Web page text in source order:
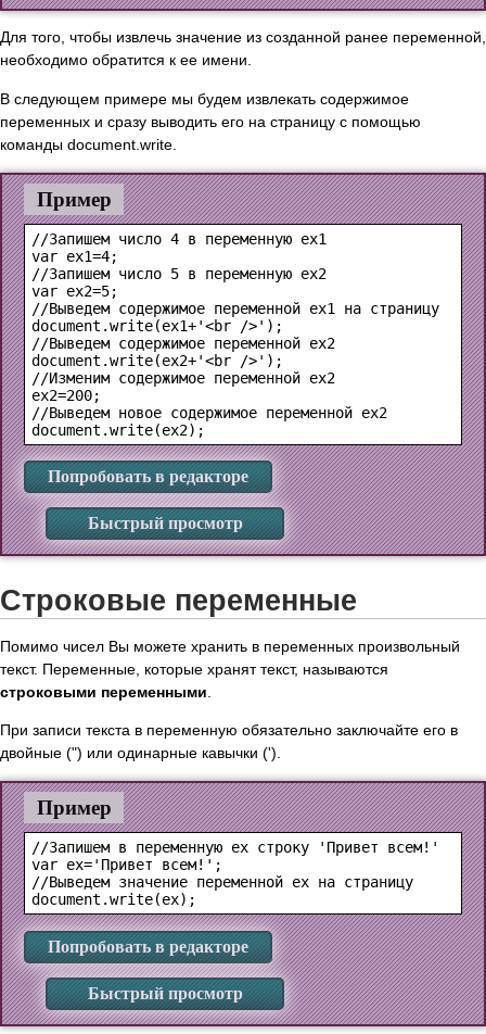
Для того, чтобы извлечь значение из созданной ранее переменной,
необходимо обратится к ее имени.
В следующем примере мы будем извлекать содержимое
переменных и сразу выводить его на страницу с помощью
команды document.write.
Пример
//Запишем число 4 в переменную ex1
var ex1=4;
//Запишем число 5 в переменную ex2
var ex2=5;
//Выведем содержимое переменной ex1 на страницу
document.write(ex1+'<br />');
//Выведем содержимое переменной ex2
document.write(ex2+'<br />');
//Изменим содержимое переменной ex2
ex2=200;
//Выведем новое содержимое переменной ex2
Попробовать в редакторе
Быстрый просмотр
Строковые переменные
Помимо чисел Вы можете хранить в переменных произвольный
текст. Переменные, которые хранят текст, называются
строковыми переменными
При записи текста в переменную обязательно заключайте его в
двойные (") или одинарные кавычки (').
Пример
//Запишем в переменную ex строку 'Привет всем!'
var ex='Привет всем!';
//Выведем значение переменной ex на страницу
Попробовать в редакторе
Быстрый просмотр